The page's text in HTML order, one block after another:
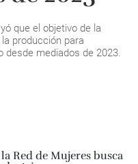
que el objetivo de la
producción para
desde mediados de 2023.